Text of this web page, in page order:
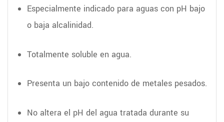
Especialmente indicado para aguas con pH bajo
o baja alcalinidad.
Totalmente soluble en agua.
Presenta un bajo contenido de metales pesados.
No altera el pH del agua tratada durante su